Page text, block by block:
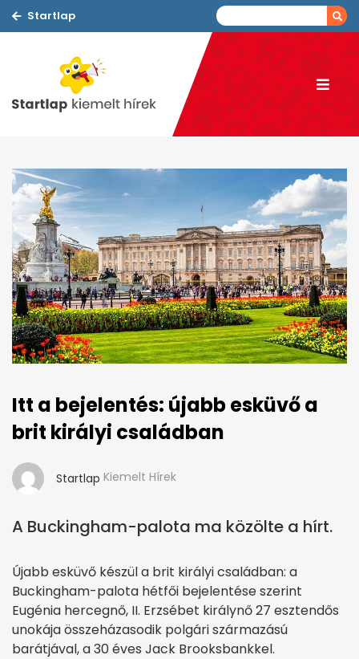
Startlap
Itt a bejelentés: újabb esküvő a
brit királyi családban
Startlap Kiemelt Hírek
A Buckingham-palota ma közölte a hírt.
Újabb esküvő készül a brit királyi családban: a
Buckingham-palota hétfői bejelentése szerint
Eugénia hercegnő, II. Erzsébet királynő 27 esztendős
unokája összeházasodik polgári származású
barátjával, a 30 éves Jack Brooksbankkel.